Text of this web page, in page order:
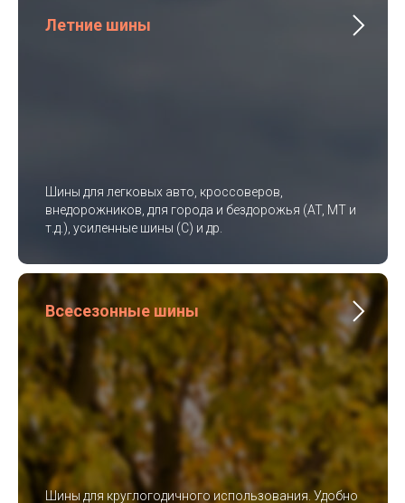
Летние шины
Шины для легковых авто, кроссоверов,
внедорожников, для города и бездорожья (AT, MT и
т.д.), усиленные шины (C) и др.
Всесезонные шины
Шины для круглогодичного использования. Удобно